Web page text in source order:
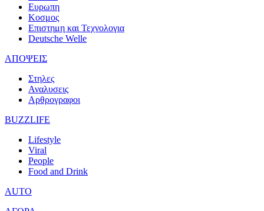
Ευρωπη
Κοσμος
Επιστημη και Τεχνολογια
Deutsche Welle
ΑΠΟΨΕΙΣ
Στηλες
Αναλυσεις
Αρθρογραφοι
BUZZLIFE
Lifestyle
Viral
People
Food and Drink
AUTO